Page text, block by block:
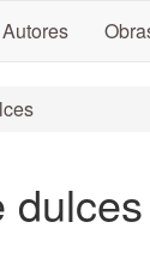
Autores
dulces